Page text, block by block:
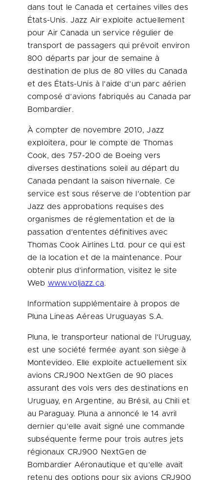
dans tout leCanada et certaines villes des
États-Unis. Jazz Air exploite actuellement
pour AirCanada un service régulier de
transport de passagers qui prévoit environ
800 départs par jour de semaine à
destination de plus de 80 villes du Canada
et des États-Unis à l’aide d’un parc aérien
composé d’avions fabriqués au Canada par
Bombardier.
À compter de novembre 2010, Jazz
exploitera, pour le compte de Thomas
Cook, des 757-200 de Boeing vers
diverses destinations soleil au départ du
Canada pendant la saison hivernale. Ce
service est sous réserve de l’obtention par
Jazz des approbations requises des
organismes de réglementation et de la
passation d’ententes définitives avec
Thomas CookAirlines Ltd. pour ce qui est
de la location et de la maintenance. Pour
obtenir plus d’information, visitez le site
Web www.voljazz.ca.
Information supplémentaire à propos de
Pluna Lineas Aéreas Uruguayas S.A.
Pluna, le transporteur national de l’Uruguay,
est une société fermée ayant son siège à
Montevideo. Elle exploite actuellement six
avions CRJ900 NextGen de 90 places
assurant des vols vers des destinations en
Uruguay, en Argentine, au Brésil, au Chili et
au Paraguay. Pluna a annoncé le 14 avril
dernier qu’elle avait signé une commande
subséquente ferme pour trois autres jets
régionaux CRJ900 NextGen de
Bombardier Aéronautique et qu’elle avait
retenu des options pour six avions CRJ900